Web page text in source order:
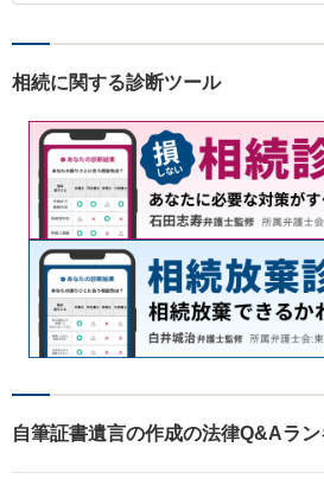
相続に関する診断ツール
自筆証書遺言の作成の法律Q&Aラ